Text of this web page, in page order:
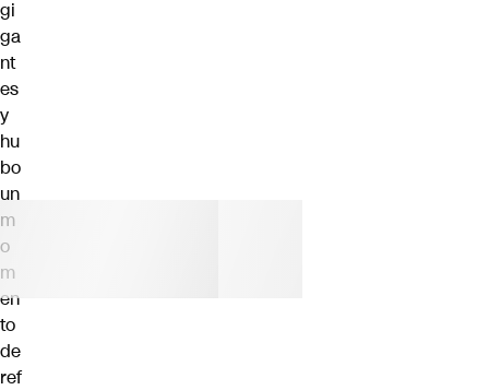
gi
ga
nt
es
y
hu
bo
un
m
o
m
en
to
de
ref